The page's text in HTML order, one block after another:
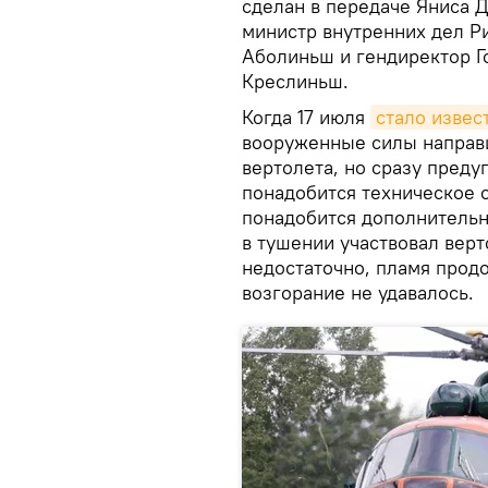
сделан в передаче Яниса
министр внутренних дел
Аболиньш и гендиректор
Креслиньш.
Когда 17 июля стало
вооруженные силы
вертолета, но сразу
понадобится
понадобится
в тушении участвовал
недостаточно, пламя
возгорание не удавалось.